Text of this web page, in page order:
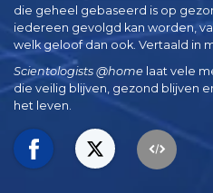
die geheel gebaseerd is op
iedereen gevolgd kan worden,
welk geloof dan ook. Vertaald in
Scientologists @home laat vele
die veilig blijven, gezond blijven
het leven.